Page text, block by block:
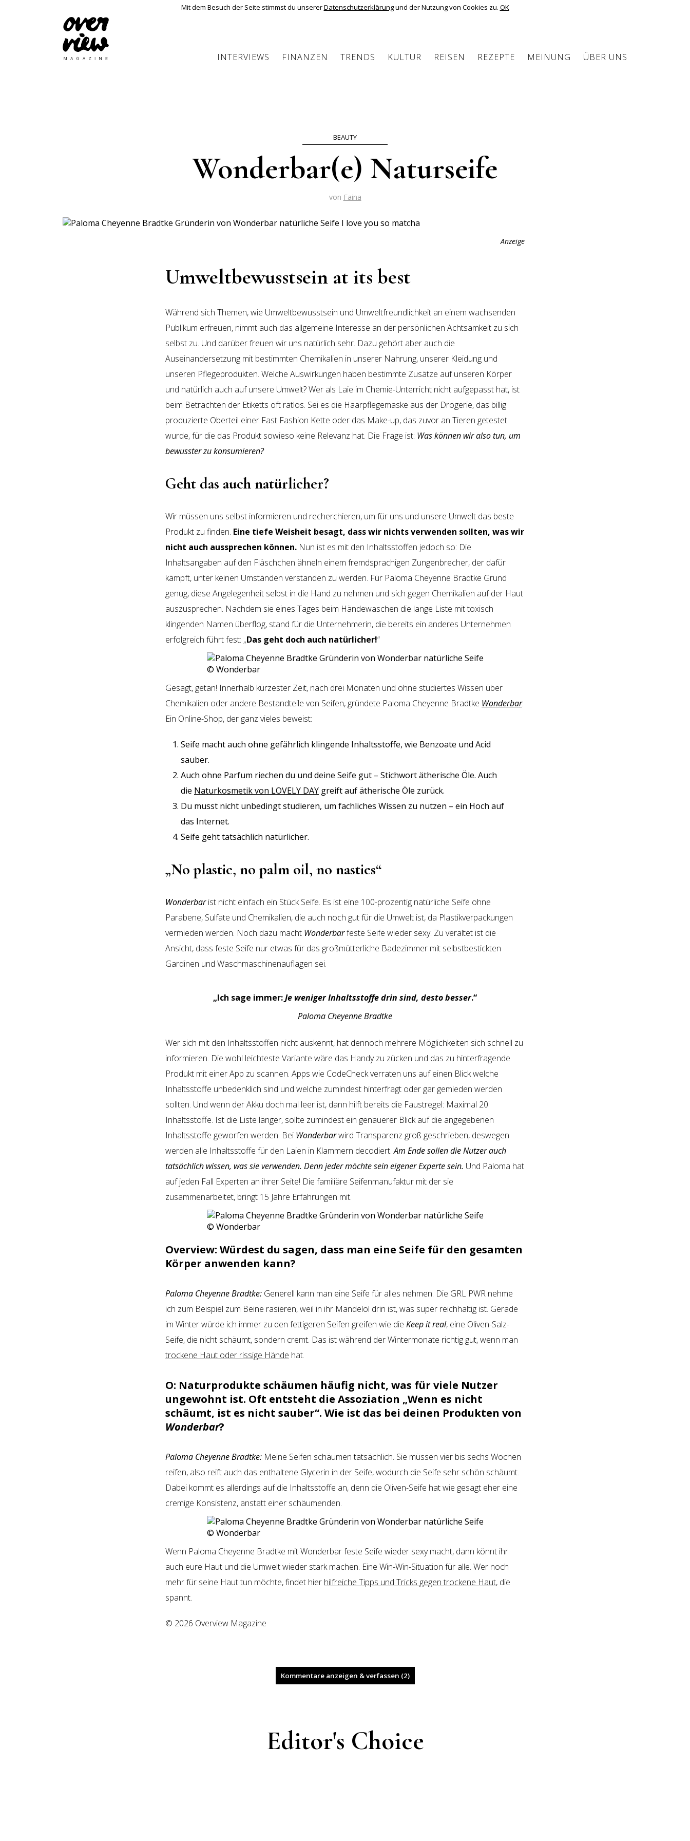
Mit dem Besuch der Seite stimmst du unsererDatenschutzerklärungund der Nutzung von Cookies zu. OK
INTERVIEWS FINANZEN TRENDS KULTUR REISEN REZEPTE MEINUNG ÜBER UNS
BEAUTY
Wonderbar(e) Naturseife
von Faina
Anzeige
Umweltbewusstsein at its best
Während sich Themen, wie Umweltbewusstsein und Umweltfreundlichkeit an einem wachsenden
Publikum erfreuen, nimmt auch das allgemeine Interesse an der persönlichen Achtsamkeit zu sich
selbst zu. Und darüber freuen wir uns natürlich sehr. Dazu gehört aber auch die
Auseinandersetzung mit bestimmten Chemikalien in unserer Nahrung, unserer Kleidung und
unseren Pflegeprodukten. Welche Auswirkungen haben bestimmte Zusätze auf unseren Körper
und natürlich auch auf unsere Umwelt? Wer als Laie im Chemie-Unterricht nicht aufgepasst hat, ist
beim Betrachten der Etiketts oft ratlos. Sei es die Haarpflegemaske aus der Drogerie, das billig
produzierte Oberteil einer Fast Fashion Kette oder das Make-up, das zuvor an Tieren getestet
wurde, für die das Produkt sowieso keine Relevanz hat. Die Frage ist: Was können wir also tun, um
bewusster zu konsumieren?
Geht das auch natürlicher?
Wir müssen uns selbst informieren und recherchieren, um für uns und unsere Umwelt das beste
Produkt zu finden. Eine tiefe Weisheit besagt, dass wir nichts verwenden sollten, was wir
nicht auch aussprechen können. Nun ist es mit den Inhaltsstoffen jedoch so: Die
Inhaltsangaben auf den Fläschchen ähneln einem fremdsprachigen Zungenbrecher, der dafür
kämpft, unter keinen Umständen verstanden zu werden. Für Paloma Cheyenne Bradtke Grund
genug, diese Angelegenheit selbst in die Hand zu nehmen und sich gegen Chemikalien auf der Haut
auszusprechen. Nachdem sie eines Tages beim Händewaschen die lange Liste mit toxisch
klingenden Namen überflog, stand für die Unternehmerin, die bereits ein anderes Unternehmen
erfolgreich führt fest: „Das geht doch auch natürlicher!“
© Wonderbar
Gesagt, getan! Innerhalb kürzester Zeit, nach drei Monaten und ohne studiertes Wissen über
Chemikalien oder andere Bestandteile von Seifen, gründete Paloma Cheyenne Bradtke Wonderbar.
Ein Online-Shop, der ganz vieles beweist:
Seife macht auch ohne gefährlich klingende Inhaltsstoffe, wie Benzoate und Acid
sauber.
Auch ohne Parfum riechen du und deine Seife gut – Stichwort ätherische Öle. Auch
die Naturkosmetik von LOVELY DAY greift auf ätherische Öle zurück.
Du musst nicht unbedingt studieren, um fachliches Wissen zu nutzen – ein Hoch auf
das Internet.
Seife geht tatsächlich natürlicher.
„No plastic, no palm oil, no nasties“
Wonderbarist nicht einfach ein Stück Seife. Es ist eine 100-prozentig natürliche Seife ohne
Parabene, Sulfate und Chemikalien, die auch noch gut für die Umwelt ist, da Plastikverpackungen
vermieden werden. Noch dazu macht Wonderbarfeste Seife wieder sexy. Zu veraltet ist die
Ansicht, dass feste Seife nur etwas für das großmütterliche Badezimmer mit selbstbestickten
Gardinen und Waschmaschinenauflagen sei.
„Ich sage immer:Je weniger Inhaltsstoffe drin sind, desto besser.“
Paloma Cheyenne Bradtke
Wer sich mit den Inhaltsstoffen nicht auskennt, hat dennoch mehrere Möglichkeiten sich schnell zu
informieren. Die wohl leichteste Variante wäre das Handy zu zücken und das zu hinterfragende
Produkt mit einer App zu scannen. Apps wie CodeCheck verraten uns auf einen Blick welche
Inhaltsstoffe unbedenklich sind und welche zumindest hinterfragt oder gar gemieden werden
sollten. Und wenn der Akku doch mal leer ist, dann hilft bereits die Faustregel: Maximal 20
Inhaltsstoffe. Ist die Liste länger, sollte zumindest ein genauerer Blick auf die angegebenen
Inhaltsstoffe geworfen werden. Bei Wonderbarwird Transparenz groß geschrieben, deswegen
werden alle Inhaltsstoffe für den Laien in Klammern decodiert.Am Ende sollen die Nutzer auch
tatsächlich wissen, was sie verwenden. Denn jeder möchte sein eigener Experte sein. Und Paloma hat
auf jeden Fall Experten an ihrer Seite! Die familiäre Seifenmanufaktur mit der sie
zusammenarbeitet, bringt 15 Jahre Erfahrungen mit.
© Wonderbar
Overview: Würdest du sagen, dass man eine Seife für den gesamten
Körper anwenden kann?
Paloma Cheyenne Bradtke: Generell kann man eine Seife für alles nehmen. Die GRL PWR nehme
ich zum Beispiel zum Beine rasieren, weil in ihr Mandelöl drin ist, was super reichhaltig ist. Gerade
im Winter würde ich immer zu den fettigeren Seifen greifen wie die Keep it real, eine Oliven-Salz-
Seife, die nicht schäumt, sondern cremt. Das ist während der Wintermonate richtig gut, wenn man
trockene Haut oder rissige Hände hat.
O: Naturprodukte schäumen häufig nicht, was für viele Nutzer
ungewohnt ist. Oft entsteht die Assoziation „Wenn es nicht
schäumt, ist es nicht sauber“. Wie ist das bei deinen Produkten von
Wonderbar?
Paloma Cheyenne Bradtke: Meine Seifen schäumen tatsächlich. Sie müssen vier bis sechs Wochen
reifen, also reift auch das enthaltene Glycerin in der Seife, wodurch die Seife sehr schön schäumt.
Dabei kommt es allerdings auf die Inhaltsstoffe an, denn die Oliven-Seife hat wie gesagt eher eine
cremige Konsistenz, anstatt einer schäumenden.
© Wonderbar
Wenn Paloma Cheyenne Bradtke mit Wonderbar feste Seife wieder sexy macht, dann könnt ihr
auch eure Haut und die Umwelt wieder stark machen. Eine Win-Win-Situation für alle. Wer noch
mehr für seine Haut tun möchte, findet hier hilfreiche Tipps und Tricks gegen trockene Haut, die
spannt.
© 2026 Overview Magazine
Kommentare anzeigen & verfassen (2)
Editor's Choice